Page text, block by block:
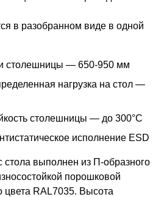
в разобранном виде в одной
столешницы — 650-950 мм
нагрузка на стол —
столешницы — до 300°С
исполнение ESD
стола выполнен из П-образного
порошковой
цвета RAL7035. Высота